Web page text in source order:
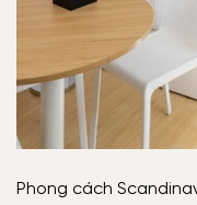
Phong cách